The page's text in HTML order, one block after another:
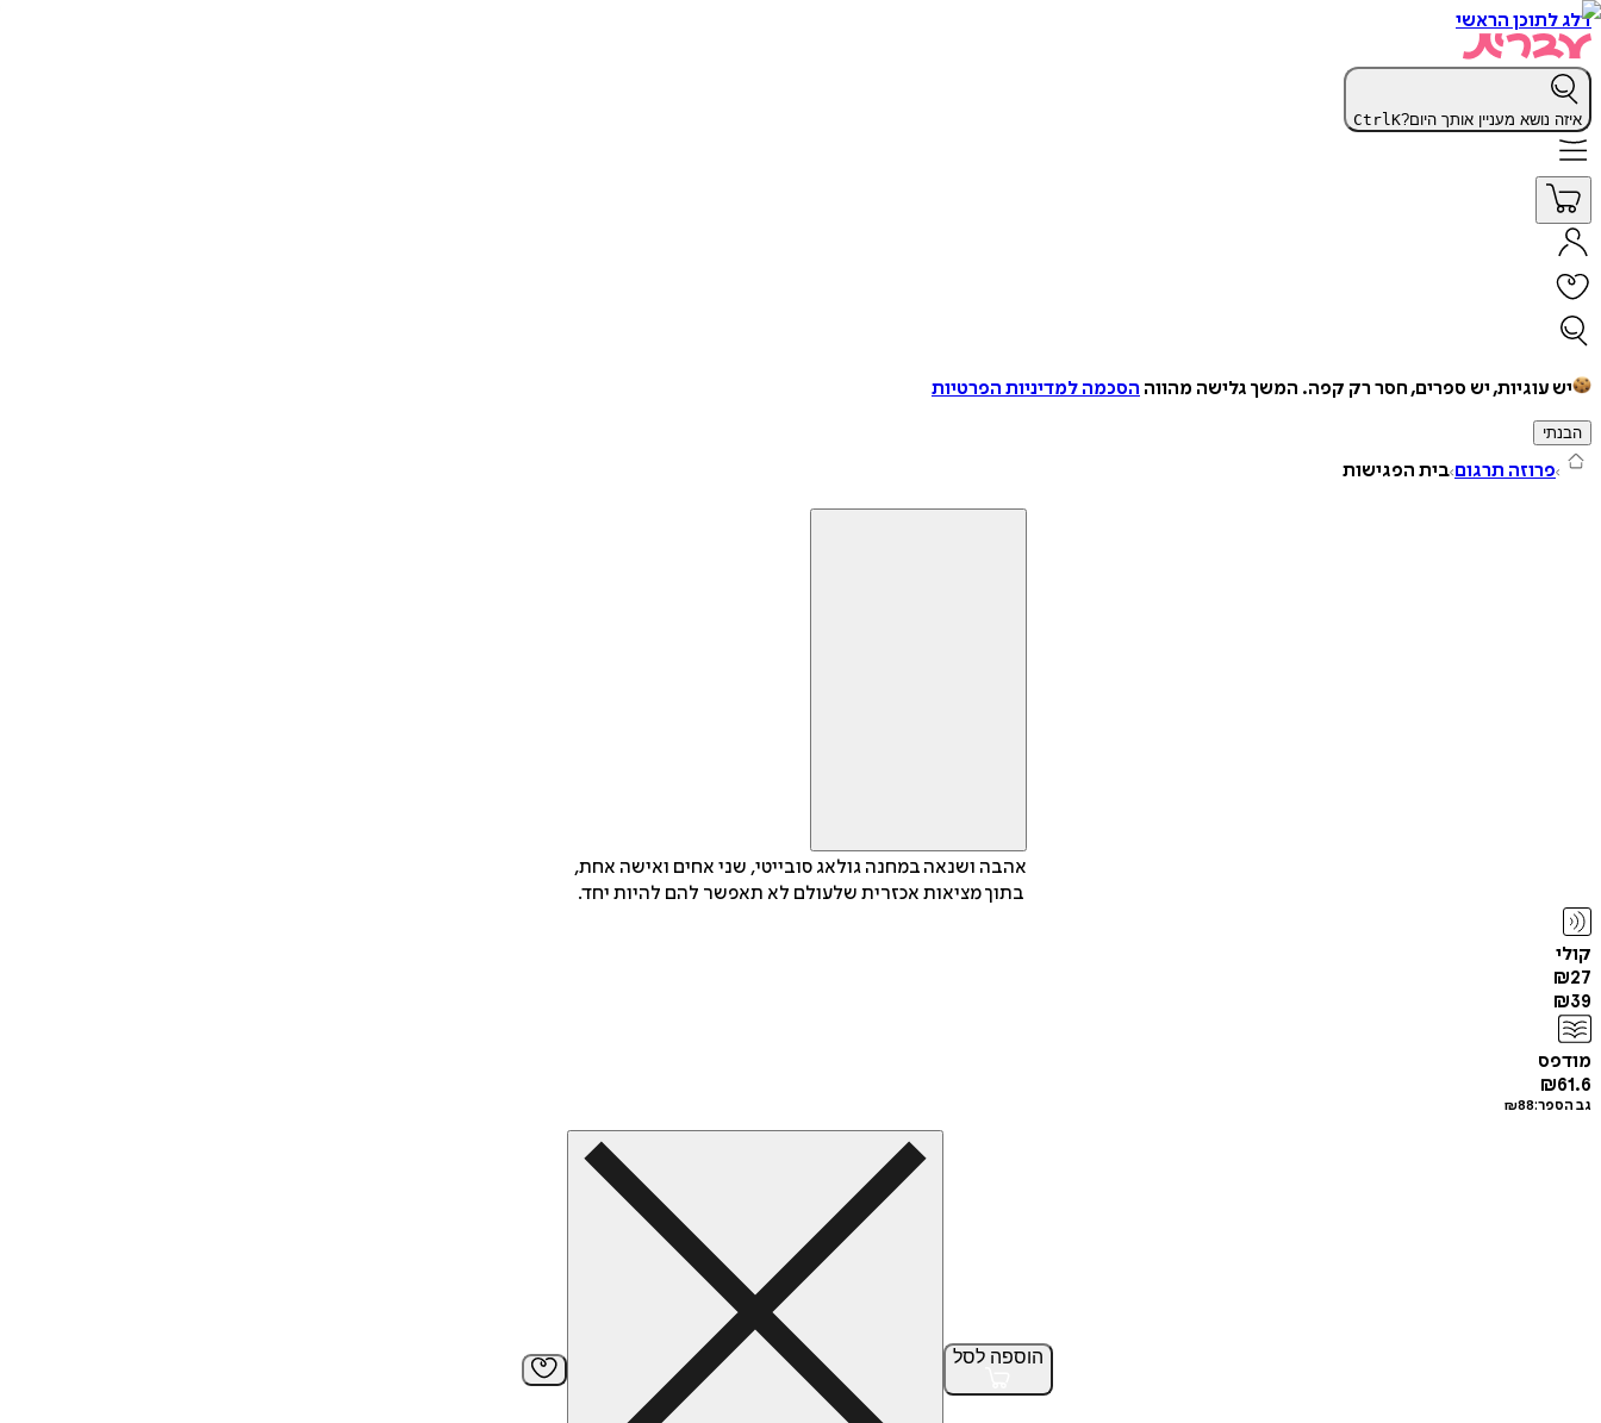
דלג לתוכן הראשי
איזה נושא מעניין אותך היום? CtrlK
יש עוגיות, יש ספרים, חסר רק קפה. המשך גלישה מהווה הסכמה למדיניות הפרטיות
הבנתי
פרוזה תרגום בית הפגישות
אהבה ושנאה במחנה גולאג סובייטי, שני אחים ואישה אחת,
בתוך מציאות אכזרית שלעולם לא תאפשר להם להיות יחד.
קולי
₪27
₪39
מודפס
₪61.6
גב הספר: ₪88
הוספה לסל